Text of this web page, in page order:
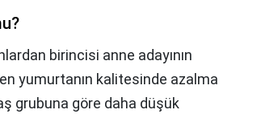
birincisi anne adayının
yumurtanın kalitesinde azalma
grubuna göre daha düşük